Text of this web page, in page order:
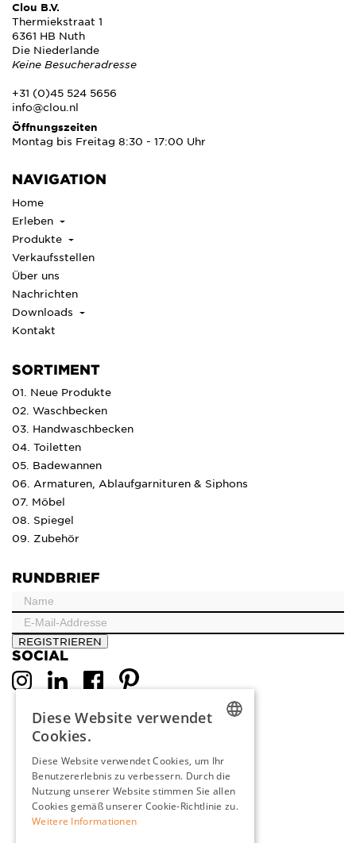
Clou B.V.
Thermiekstraat 1
6361 HB Nuth
Die Niederlande
Keine Besucheradresse
+31 (0)45 524 5656
info@clou.nl
Öffnungszeiten
Montag bis Freitag 8:30 - 17:00 Uhr
NAVIGATION
Home
Erleben
Produkte
Verkaufsstellen
Über uns
Nachrichten
Downloads
Kontakt
SORTIMENT
01. Neue Produkte
02. Waschbecken
03. Handwaschbecken
04. Toiletten
05. Badewannen
06. Armaturen, Ablaufgarnituren & Siphons
07. Möbel
08. Spiegel
09. Zubehör
RUNDBRIEF
REGISTRIEREN
SOCIAL
ENGLISH
FRENCH
Diese Website verwendet
Cookies.
Diese Website verwendet Cookies, um Ihr
Benutzererlebnis zu verbessern. Durch die
Nutzung unserer Website stimmen Sie allen
Cookies gemäß unserer Cookie-Richtlinie zu.
Weitere Informationen